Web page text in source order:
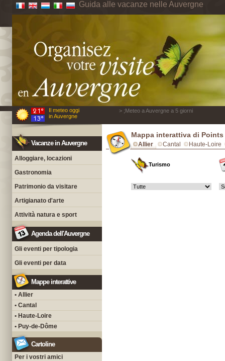
Guida alle vacanze nelle Auvergne
Il meteo oggi
in Auvergne
> ;Meteo a Auvergne a 5 giorni
Vacanze in Auvergne
Alloggiare, locazioni
Gastronomia
Patrimonio da visitare
Artigianato d'arte
Attività natura e sport
Agenda dell'Auvergne
Gli eventi per tipologia
Gli eventi per data
Mappe interattive
• Allier
• Cantal
• Haute-Loire
• Puy-de-Dôme
Cartoline
Per i vostri amici
Mappa interattiva di
Allier Cantal Haute-Loire
Turismo